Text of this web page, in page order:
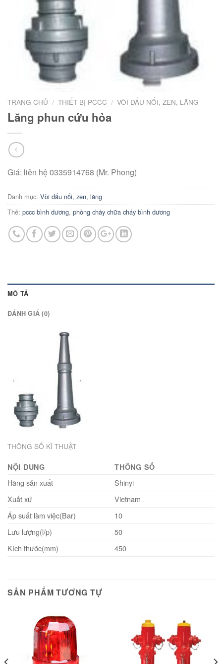
TRANG CHỦ / THIẾT BỊ PCCC / VÒI ĐẤU NỐI, ZEN, LĂNG
Lăng phun cứu hỏa
Giá: liên hệ 0335914768 (Mr. Phong)
Danh mục: Vòi đấu nối, zen, lăng
Thẻ: pccc bình dương, phòng cháy chữa cháy bình dương
MÔ TẢ
ĐÁNH GIÁ (0)
THÔNG SỐ KĨ THUẬT
NỘI DUNG THÔNG SỐ
Hãng sản xuất
Shinyi
Xuất xứ
Vietnam
Áp suất làm việc(Bar)
10
Lưu lượng(l/p)
50
Kích thước(mm)
450
SẢN PHẨM TƯƠNG TỰ